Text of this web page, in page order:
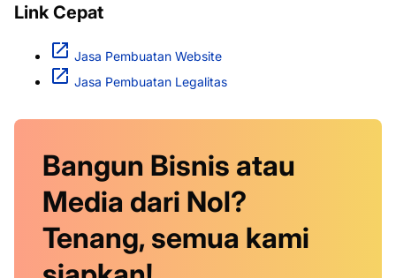
Link Cepat
Jasa Pembuatan Website
Jasa Pembuatan Legalitas
Bangun Bisnis atau
Media dari Nol?
Tenang, semua kami